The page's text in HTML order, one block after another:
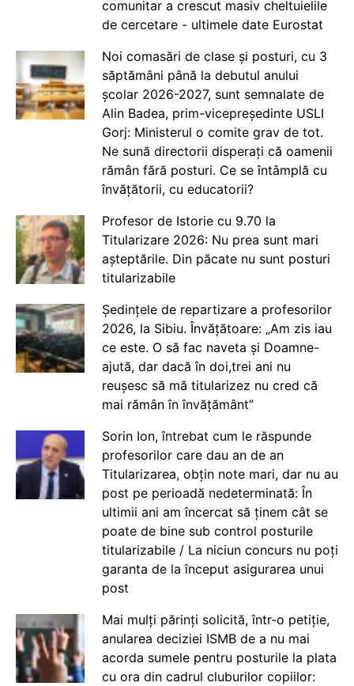
comunitar a crescut masiv cheltuielile
de cercetare - ultimele date Eurostat
Noi comasări de clase și posturi, cu 3
săptămâni până la debutul anului
școlar 2026-2027, sunt semnalate de
Alin Badea, prim-vicepreședinte USLI
Gorj: Ministerul o comite grav de tot.
Ne sună directorii disperați că oamenii
rămân fără posturi. Ce se întâmplă cu
învățătorii, cu educatorii?
Profesor de Istorie cu 9.70 la
Titularizare 2026: Nu prea sunt mari
așteptările. Din păcate nu sunt posturi
titularizabile
Ședințele de repartizare a profesorilor
2026, la Sibiu. Învățătoare: „Am zis iau
ce este. O să fac naveta și Doamne-
ajută, dar dacă în doi,trei ani nu
reușesc să mă titularizez nu cred că
mai rămân în învățământ”
Sorin Ion, întrebat cum le răspunde
profesorilor care dau an de an
Titularizarea, obțin note mari, dar nu au
post pe perioadă nedeterminată: În
ultimii ani am încercat să ținem cât se
poate de bine sub control posturile
titularizabile / La niciun concurs nu poți
garanta de la început asigurarea unui
post
Mai mulți părinți solicită, într-o petiție,
anularea deciziei ISMB de a nu mai
acorda sumele pentru posturile la plata
cu ora din cadrul cluburilor copiilor: